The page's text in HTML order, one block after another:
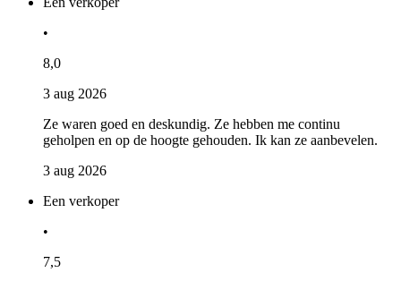
•
8,0
3 aug 2026
Ze waren goed en deskundig. Ze hebben me continu
geholpen en op de hoogte gehouden. Ik kan ze aanbevelen.
3 aug 2026
Een verkoper
•
7,5